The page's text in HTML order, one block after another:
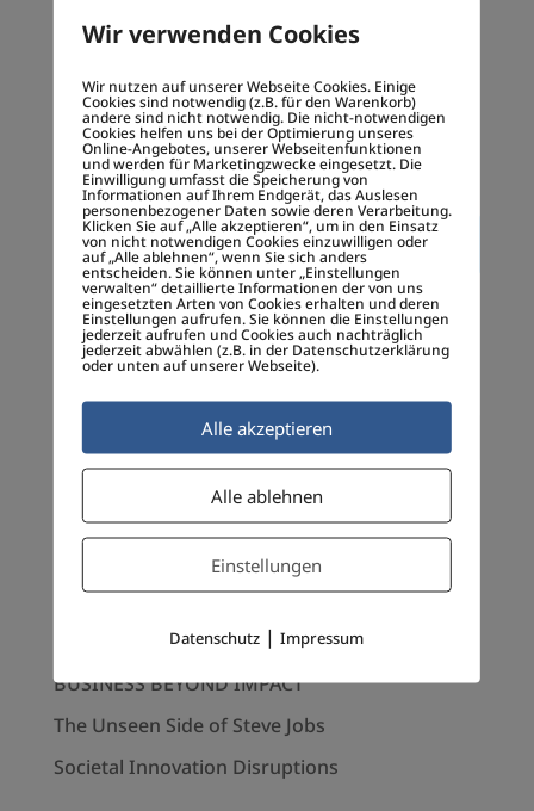
Name, E-Mail-Adresse und Website in
diesem Browser für meinen nächsten
Kommentar speichern.
Neueste Beiträge
AI as Thinking Amplifier
BUSINESS BEYOND IMPACT
The Unseen Side of Steve Jobs
Societal Innovation Disruptions
Wir verwenden Cookies
Wir nutzen auf unserer Webseite Cookies. Einige
Cookies sind notwendig (z.B. für den Warenkorb)
andere sind nicht notwendig. Die nicht-notwendigen
Cookies helfen uns bei der Optimierung unseres
Online-Angebotes, unserer Webseitenfunktionen
und werden für Marketingzwecke eingesetzt. Die
Einwilligung umfasst die Speicherung von
Informationen auf Ihrem Endgerät, das Auslesen
personenbezogener Daten sowie deren Verarbeitung.
Klicken Sie auf „Alle akzeptieren“, um in den Einsatz
von nicht notwendigen Cookies einzuwilligen oder
auf „Alle ablehnen“, wenn Sie sich anders
entscheiden. Sie können unter „Einstellungen
verwalten“ detaillierte Informationen der von uns
eingesetzten Arten von Cookies erhalten und deren
Einstellungen aufrufen. Sie können die Einstellungen
jederzeit aufrufen und Cookies auch nachträglich
jederzeit abwählen (z.B. in der Datenschutzerklärung
oder unten auf unserer Webseite).
Alle akzeptieren
Alle ablehnen
Einstellungen
Datenschutz |Impressum